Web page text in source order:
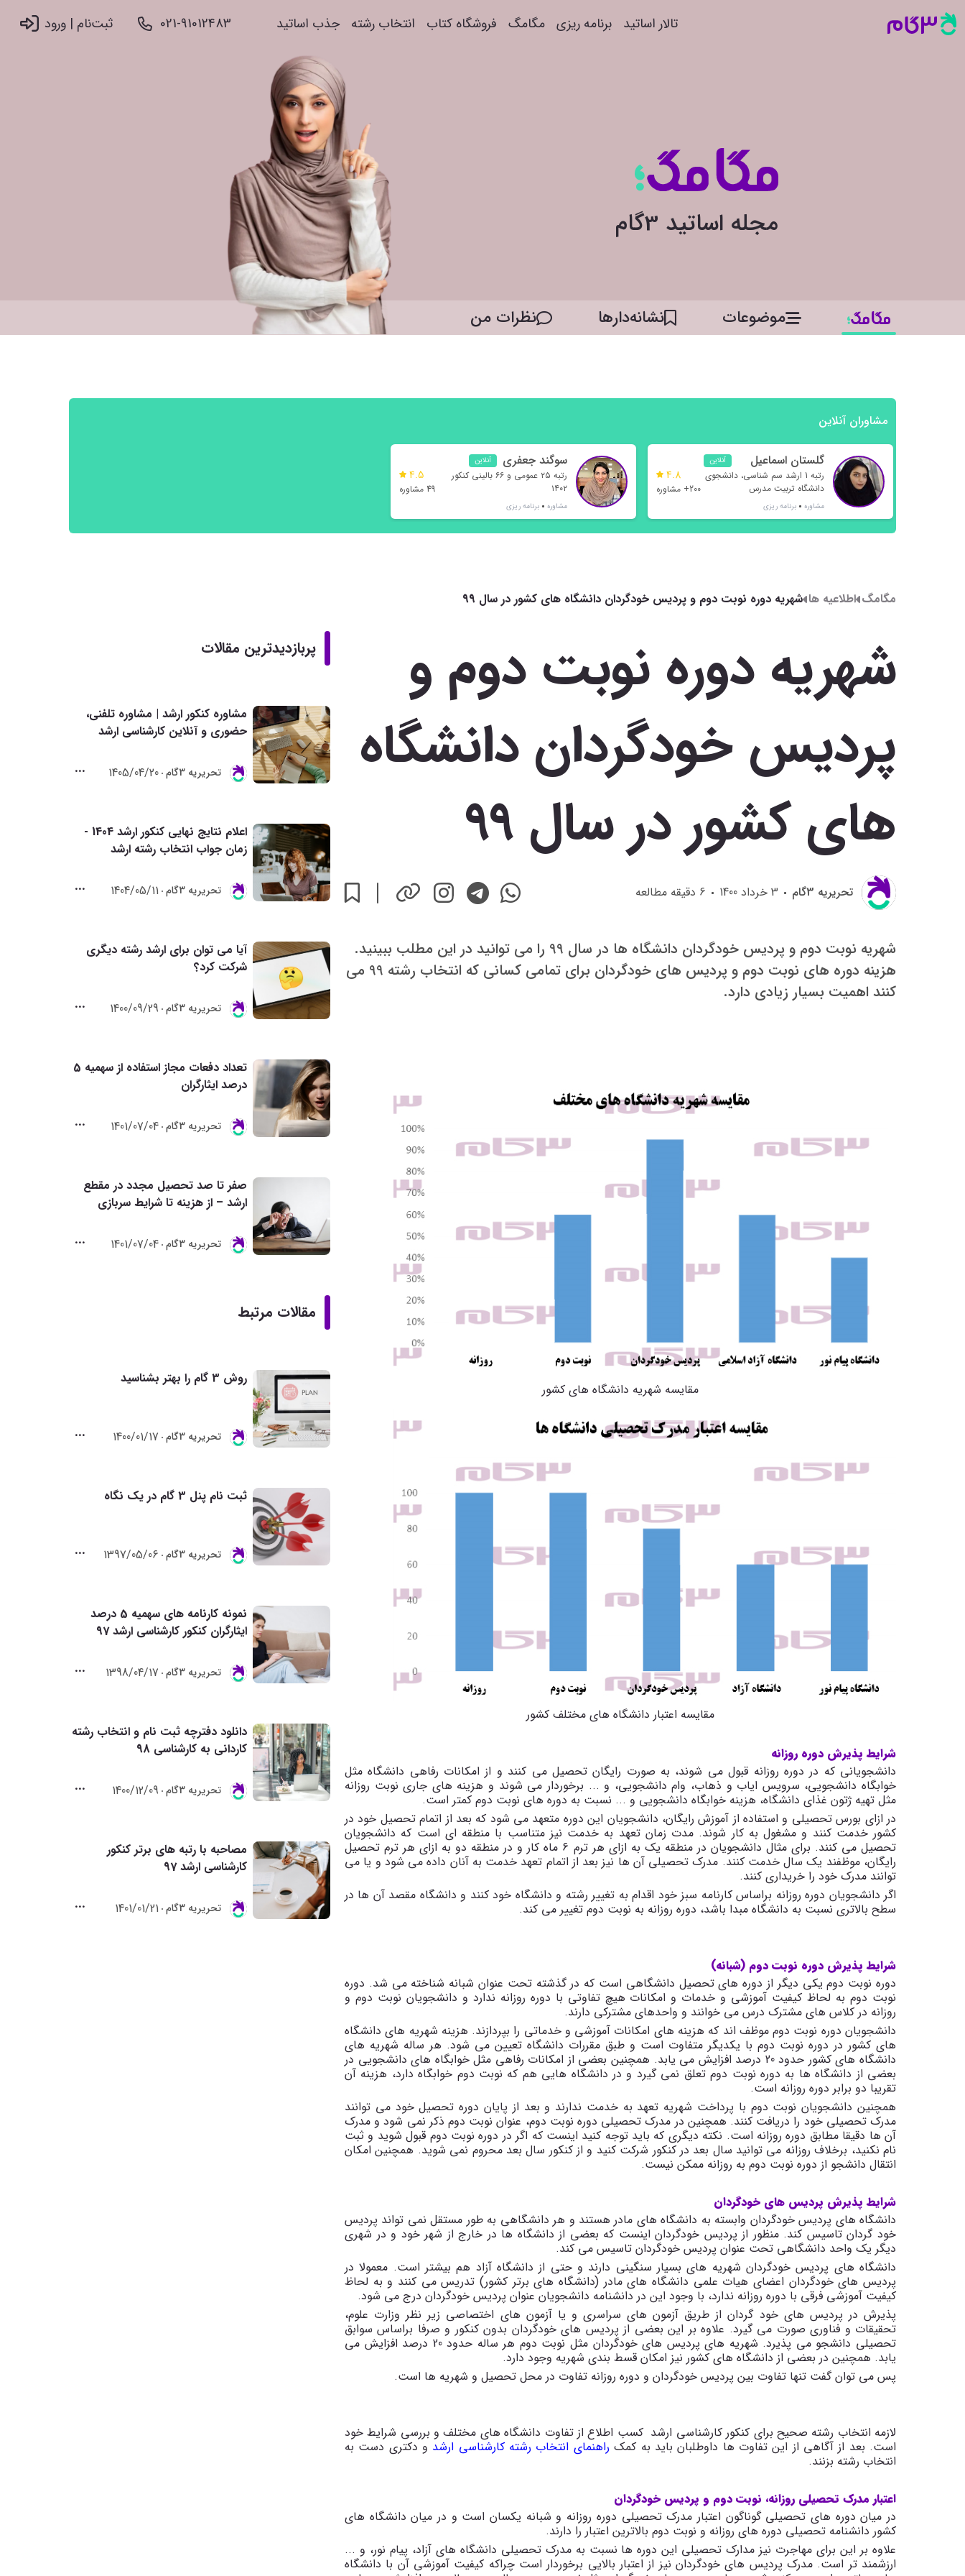
تالار اساتید برنامه ریزی مگامگ فروشگاه کتاب انتخاب رشته جذب اساتید 021-91012483 ثبت‌نام |‌ ورود
مجله اساتید 3گام
موضوعات نشانه‌دار‌ها نظرات من
مشاوران آنلاین
گلستان اسماعیل
نژاد
آنلاین
رتبه 1 ارشد سم شناسی، دانشجوی
دانشگاه تربیت مدرس
مشاوره برنامه ریزی
4.8
200+ مشاوره
سوگند جعفری آنلاین
رتبه ۲۵ عمومی و ۶۶ بالینی کنکور
۱۴۰۲
مشاوره برنامه ریزی
4.5
49 مشاوره
مگامگ اطلاعیه ها شهریه دوره نوبت دوم و پردیس خودگردان دانشگاه های کشور در سال 99
شهریه دوره نوبت دوم و
پردیس خودگردان دانشگاه
های کشور در سال 99
تحريريه 3گام 3 خرداد 1400 6 دقیقه مطالعه
شهریه نوبت دوم و پردیس خودگردان دانشگاه ها در سال 99 را می توانید در این مطلب ببینید.
هزینه دوره های نوبت دوم و پردیس های خودگردان برای تمامی کسانی که انتخاب رشته 99 می
کنند اهمیت بسیار زیادی دارد.
مقایسه شهریه دانشگاه های کشور
مقایسه اعتبار دانشگاه های مختلف کشور
شرایط پذیرش دوره روزانه
دانشجویانی که در دوره روزانه قبول می شوند، به صورت رایگان تحصیل می کنند و از امکانات رفاهی دانشگاه مثل
خوابگاه دانشجویی، سرویس ایاب و ذهاب، وام دانشجویی، و ... برخوردار می شوند و هزینه های جاری نوبت روزانه
مثل تهیه ژتون غذای دانشگاه، هزینه خوابگاه دانشجویی و ... نسبت به دوره های نوبت دوم کمتر است.
در ازای بورس تحصیلی و استفاده از آموزش رایگان، دانشجویان این دوره متعهد می شود که بعد از اتمام تحصیل خود در
کشور خدمت کنند و مشغول به کار شوند. مدت زمان تعهد به خدمت نیز متناسب با منطقه ای است که دانشجویان
تحصیل می کنند. برای مثال دانشجویان در منطقه یک به ازای هر ترم 6 ماه کار و در منطقه دو به ازای هر ترم تحصیل
رایگان، موظفند یک سال خدمت کنند. مدرک تحصیلی آن ها نیز بعد از اتمام تعهد خدمت به آنان داده می شود و یا می
توانند مدرک خود را خریداری کنند.
اگر دانشجویان دوره روزانه براساس کارنامه سبز خود اقدام به تغییر رشته و دانشگاه خود کنند و دانشگاه مقصد آن ها در
سطح بالاتری نسبت به دانشگاه مبدا باشد، دوره روزانه به نوبت دوم تغییر می کند.
شرایط پذیرش دوره نوبت دوم (شبانه)
دوره نوبت دوم یکی دیگر از دوره های تحصیل دانشگاهی است که در گذشته تحت عنوان شبانه شناخته می شد. دوره
نوبت دوم به لحاظ کیفیت آموزشی و خدمات و امکانات هیچ تفاوتی با دوره روزانه ندارد و دانشجویان نوبت دوم و
روزانه در کلاس های مشترک درس می خوانند و واحدهای مشترکی دارند.
دانشجویان دوره نوبت دوم موظف اند که هزینه های امکانات آموزشی و خدماتی را بپردازند. هزینه شهریه های دانشگاه
های کشور در دوره نوبت دوم با یکدیگر متفاوت است و طبق مقررات دانشگاه تعیین می شود. هر ساله شهریه های
دانشگاه های کشور حدود 20 درصد افزایش می یابد. همچنین بعضی از امکانات رفاهی مثل خوابگاه های دانشجویی در
بعضی از دانشگاه ها به دوره نوبت دوم تعلق نمی گیرد و در دانشگاه هایی هم که نوبت دوم خوابگاه دارد، هزینه آن
تقریبا دو برابر دوره روزانه است.
همچنین دانشجویان نوبت دوم با پرداخت شهریه تعهد به خدمت ندارند و بعد از پایان دوره تحصیل خود می توانند
مدرک تحصیلی خود را دریافت کنند. همچنین در مدرک تحصیلی دوره نوبت دوم، عنوان نوبت دوم ذکر نمی شود و مدرک
آن ها دقیقا مطابق دوره روزانه است. نکته دیگری که باید توجه کنید اینست که اگر در دوره نوبت دوم قبول شوید و ثبت
نام نکنید، برخلاف روزانه می توانید سال بعد در کنکور شرکت کنید و از کنکور سال بعد محروم نمی شوید. همچنین امکان
انتقال دانشجو از دوره نوبت دوم به روزانه ممکن نیست.
شرایط پذیرش پردیس های خودگردان
دانشگاه های پردیس خودگردان وابسته به دانشگاه های مادر هستند و هر دانشگاهی به طور مستقل نمی تواند پردیس
خود گردان تاسیس کند. منظور از پردیس خودگردان اینست که بعضی از دانشگاه ها در خارج از شهر خود و در شهری
دیگر یک واحد دانشگاهی تحت عنوان پردیس خودگردان تاسیس می کند.
دانشگاه های پردیس خودگردان شهریه های بسیار سنگینی دارند و حتی از دانشگاه آزاد هم بیشتر است. معمولا در
پردیس های خودگردان اعضای هیات علمی دانشگاه های مادر (دانشگاه های برتر کشور) تدریس می کنند و به لحاظ
کیفیت آموزشی فرقی با دوره روزانه ندارد، با وجود این در دانشنامه دانشجویان عنوان پردیس خودگردان درج می شود.
پذیرش در پردیس های خود گردان از طریق آزمون های سراسری و یا آزمون های اختصاصی زیر نظر وزارت علوم،
تحقیقات و فناوری صورت می گیرد. علاوه بر این بعضی از پردیس های خودگردان بدون کنکور و صرفا براساس سوابق
تحصیلی دانشجو می پذیرد. شهریه های پردیس های خودگردان مثل نوبت دوم هر ساله حدود 20 درصد افزایش می
یابد. همچنین در بعضی از دانشگاه های کشور نیز امکان قسط بندی شهریه وجود دارد.
پس می توان گفت تنها تفاوت بین پردیس خودگردان و دوره روزانه تفاوت در محل تحصیل و شهریه ها است.
لازمه انتخاب رشته صحیح برای کنکور کارشناسی ارشد کسب اطلاع از تفاوت دانشگاه های مختلف و بررسی شرایط خود
است. بعد از آگاهی از این تفاوت ها داوطلبان باید به کمک راهنمای انتخاب رشته کارشناسی ارشد و دکتری دست به
انتخاب رشته بزنند.
اعتبار مدرک تحصیلی روزانه، نوبت دوم و پردیس خودگردان
در میان دوره های تحصیلی گوناگون اعتبار مدرک تحصیلی دوره روزانه و شبانه یکسان است و در میان دانشگاه های
کشور دانشنامه تحصیلی دوره های روزانه و نوبت دوم بالاترین اعتبار را دارند.
علاوه بر این برای مهاجرت نیز مدارک تحصیلی این دوره ها نسبت به مدرک تحصیلی دانشگاه های آزاد، پیام نور، و ...
ارزشمند تر است. مدرک پردیس های خودگردان نیز از اعتبار بالایی برخوردار است چراکه کیفیت آموزشی آن با دانشگاه
پربازدیدترین مقالات
مشاوره کنکور ارشد | مشاوره تلفنی،
حضوری و آنلاین کارشناسی ارشد
تحريريه 3گام 1405/04/20
اعلام نتایج نهایی کنکور ارشد 1404 -
زمان جواب انتخاب رشته ارشد
تحريريه 3گام 1404/05/11
آیا می توان برای ارشد رشته دیگری
شرکت کرد؟
تحريريه 3گام 1400/09/29
تعداد دفعات مجاز استفاده از سهمیه 5
درصد ایثارگران
تحريريه 3گام 1401/07/04
صفر تا صد تحصیل مجدد در مقطع
ارشد – از هزینه تا شرایط سربازی
تحريريه 3گام 1401/07/04
مقالات مرتبط
روش 3 گام را بهتر بشناسید
تحريريه 3گام 1400/01/17
ثبت نام پنل 3 گام در یک نگاه
تحريريه 3گام 1397/05/06
نمونه کارنامه های سهمیه 5 درصد
ایثارگران کنکور کارشناسی ارشد 97
تحريريه 3گام 1398/04/17
دانلود دفترچه ثبت نام و انتخاب رشته
کاردانی به کارشناسی 98
تحريريه 3گام 1400/12/09
مصاحبه با رتبه های برتر کنکور
کارشناسی ارشد 97
تحريريه 3گام 1401/01/21